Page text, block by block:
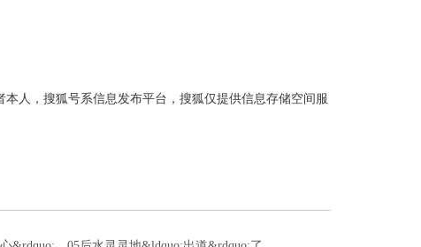
人，搜狐号系信息发布平台，搜狐仅提供信息存储空间服